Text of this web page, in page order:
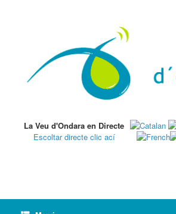
La Veu d'Ondara en Directe
Escoltar directe clic ací